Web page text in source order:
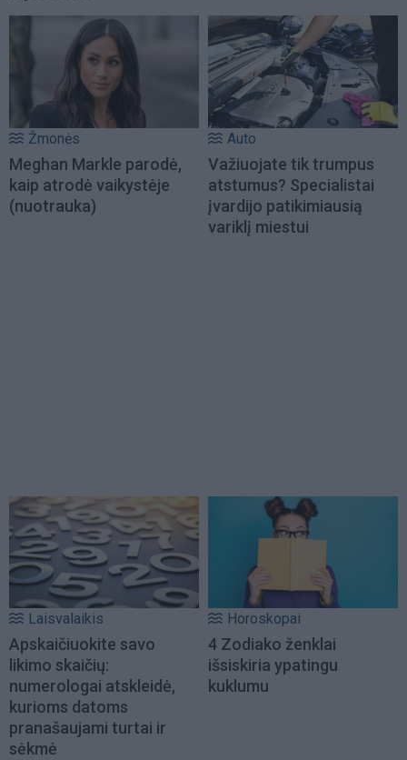
Žmonės
Meghan Markle parodė,
kaip atrodė vaikystėje
(nuotrauka)
Auto
Važiuojate tik trumpus
atstumus? Specialistai
įvardijo patikimiausią
variklį miestui
Laisvalaikis
Apskaičiuokite savo
likimo skaičių:
numerologai atskleidė,
kurioms datoms
pranašaujami turtai ir
sėkmė
Horoskopai
4 Zodiako ženklai
išsiskiria ypatingu
kuklumu